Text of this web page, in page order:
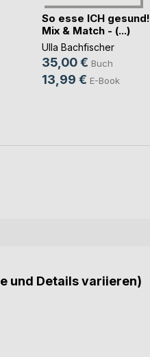
So esse ICH gesund!
Mix & Match - (...)
Ulla Bachfischer
35,00 € Buch
13,99 € E-Book
und Details variieren)